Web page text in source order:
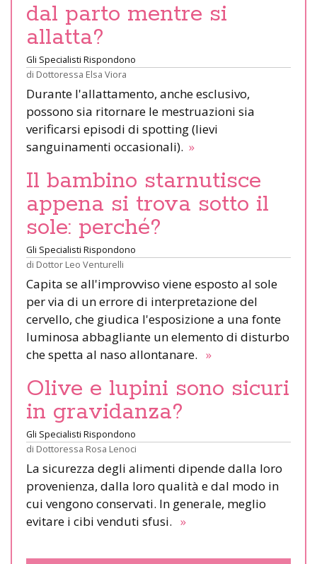
dal parto mentre si
allatta?
Gli Specialisti Rispondono
di Dottoressa Elsa Viora
Durante l'allattamento, anche esclusivo,
possono sia ritornare le mestruazioni sia
verificarsi episodi di spotting (lievi
sanguinamenti occasionali). »
Il bambino starnutisce
appena si trova sotto il
sole: perché?
Gli Specialisti Rispondono
di Dottor Leo Venturelli
Capita se all'improvviso viene esposto al sole
per via di un errore di interpretazione del
cervello, che giudica l'esposizione a una fonte
luminosa abbagliante un elemento di disturbo
che spetta al naso allontanare. »
Olive e lupini sono sicuri
in gravidanza?
Gli Specialisti Rispondono
di Dottoressa Rosa Lenoci
La sicurezza degli alimenti dipende dalla loro
provenienza, dalla loro qualità e dal modo in
cui vengono conservati. In generale, meglio
evitare i cibi venduti sfusi. »